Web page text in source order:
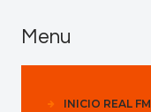
Menu
INICIO REAL FM